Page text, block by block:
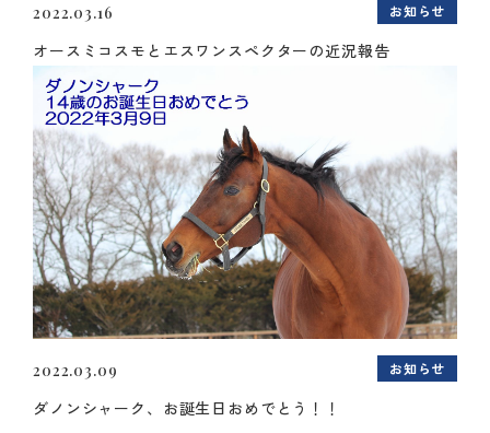
2022.03.16 お知らせ
オースミコスモとエスワンスペクターの近況報告
2022.03.09 お知らせ
ダノンシャーク、お誕生日おめでとう！！